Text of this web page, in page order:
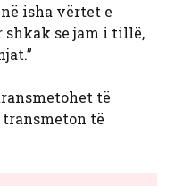
isha vërtet e
shkak se jam i tillë,
të
transmeton të